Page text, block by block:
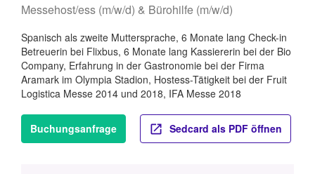
Messehost/ess (m/w/d) & Bürohilfe (m/w/d)
Spanisch als zweite Muttersprache, 6 Monate lang Check-in
Betreuerin bei Flixbus, 6 Monate lang Kassiererin bei der Bio
Company, Erfahrung in der Gastronomie bei der Firma
Aramark im Olympia Stadion, Hostess-Tätigkeit bei der Fruit
Logistica Messe 2014 und 2018, IFA Messe 2018
Buchungsanfrage Sedcard als PDF öffnen